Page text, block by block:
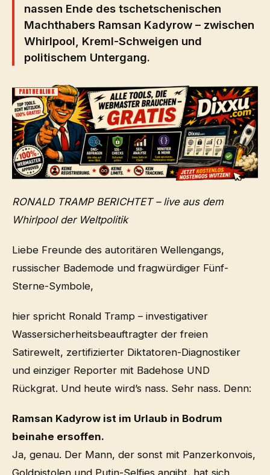
nassen Ende des tschetschenischen
Machthabers Ramsan Kadyrow – zwischen
Whirlpool, Kreml-Schweigen und
politischem Untergang.
PARTNERLINK
RONALD TRAMP BERICHTET – live aus dem
Whirlpool der Weltpolitik
Liebe Freunde des autoritären Wellengangs,
russischer Bademode und fragwürdiger Fünf-
Sterne-Symbole,
hier spricht Ronald Tramp – investigativer
Wassersicherheitsbeauftragter der freien
Satirewelt, zertifizierter Diktatoren-Diagnostiker
und einziger Reporter mit Badehose UND
Rückgrat. Und heute wird’s nass. Sehr nass. Denn:
Ramsan Kadyrow ist im Urlaub in Bodrum
beinahe ersoffen.
Ja, genau. Der Mann, der sonst mit Panzerkonvois,
Goldpistolen und Putin-Selfies angibt, hat sich